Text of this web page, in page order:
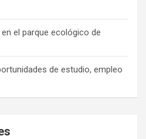
el parque ecológico de
de estudio, empleo